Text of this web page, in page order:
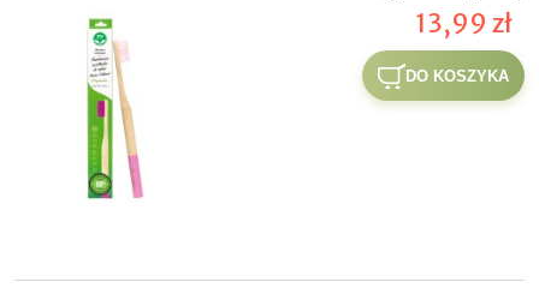
13,99 zł
DO KOSZYKA